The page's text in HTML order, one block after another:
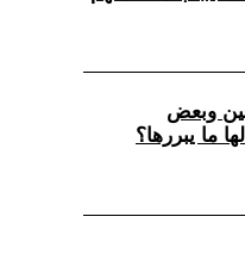
وبعض
ما يبررها؟